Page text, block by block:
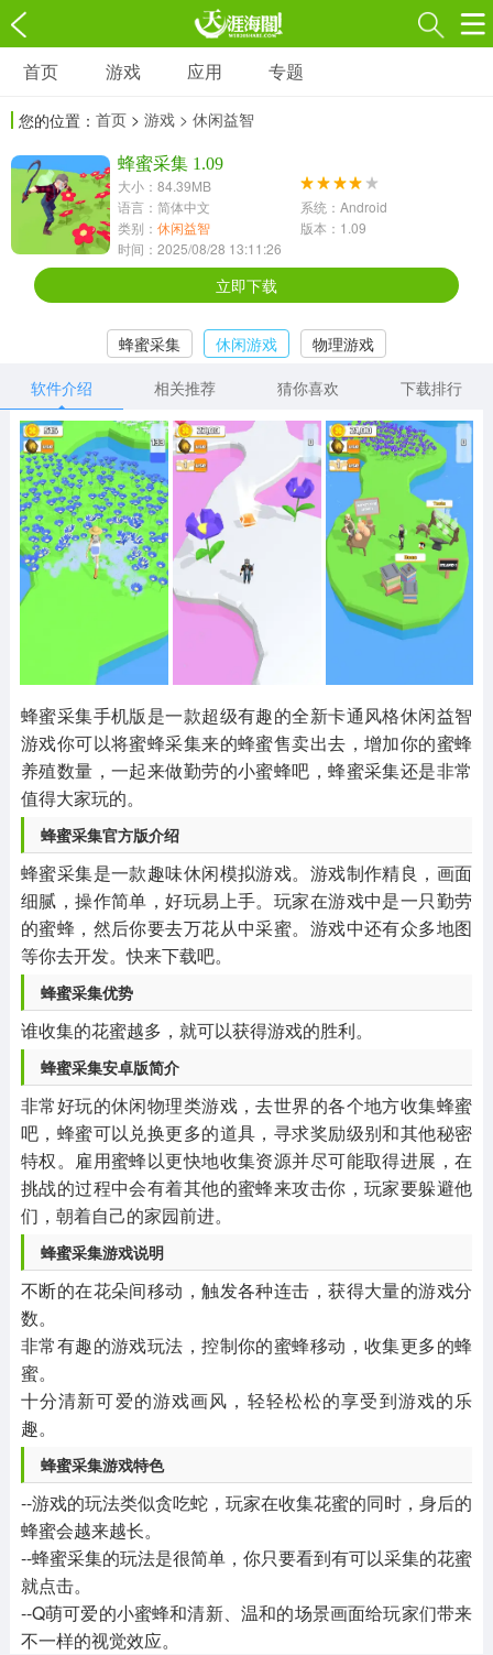
游戏
3697款应用
1597款应用
休闲益智
13387款应用
2196款应用
1072款应用
418款应用
568款应用
音乐舞蹈
269款应用
2716款应用
515款应用
其他
1654款应用
游戏助手
515款应用
MOD游戏
1056款应用
首页 游戏 应用 专题
您的位置： 首页 > 游戏 > 休闲益智
蜂蜜采集 1.09
大小：84.39MB
语言：简体中文
系统：Android
类别： 休闲益智
版本：1.09
时间：2025/08/28 13:11:26
立即下载
蜂蜜采集 休闲游戏
物理游戏
软件介绍
相关推荐 猜你喜欢 下载排行
蜂蜜采集手机版是一款超级有趣的全新卡通风格休闲益智
游戏你可以将蜜蜂采集来的蜂蜜售卖出去，增加你的蜜蜂
养殖数量，一起来做勤劳的小蜜蜂吧，蜂蜜采集还是非常
值得大家玩的。
蜂蜜采集官方版介绍
蜂蜜采集是一款趣味休闲模拟游戏。游戏制作精良，画面
细腻，操作简单，好玩易上手。玩家在游戏中是一只勤劳
的蜜蜂，然后你要去万花从中采蜜。游戏中还有众多地图
等你去开发。快来下载吧。
蜂蜜采集优势
谁收集的花蜜越多，就可以获得游戏的胜利。
蜂蜜采集安卓版简介
非常好玩的休闲物理类游戏，去世界的各个地方收集蜂蜜
吧，蜂蜜可以兑换更多的道具，寻求奖励级别和其他秘密
特权。雇用蜜蜂以更快地收集资源并尽可能取得进展，在
挑战的过程中会有着其他的蜜蜂来攻击你，玩家要躲避他
们，朝着自己的家园前进。
蜂蜜采集游戏说明
不断的在花朵间移动，触发各种连击，获得大量的游戏分
数。
非常有趣的游戏玩法，控制你的蜜蜂移动，收集更多的蜂
蜜。
十分清新可爱的游戏画风，轻轻松松的享受到游戏的乐
趣。
蜂蜜采集游戏特色
--游戏的玩法类似贪吃蛇，玩家在收集花蜜的同时，身后的
蜂蜜会越来越长。
--蜂蜜采集的玩法是很简单，你只要看到有可以采集的花蜜
就点击。
--Q萌可爱的小蜜蜂和清新、温和的场景画面给玩家们带来
不一样的视觉效应。